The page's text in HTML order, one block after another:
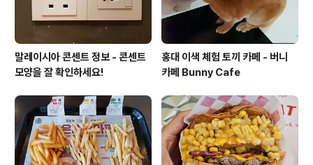
말레이시아 콘센트 정보 - 콘센트
모양을 잘 확인하세요!
홍대 이색 체험 토끼 카페 - 버니
카페 Bunny Cafe